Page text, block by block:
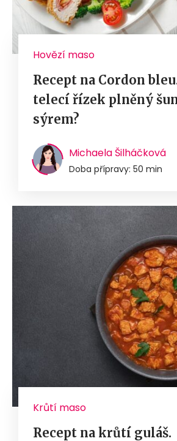
Hovězí maso
Recept na Cordon
telecí řízek plněný
sýrem?
Michaela Šilháčková
Doba přípravy: 50 min
Krůtí maso
Recept na krůtí guláš.